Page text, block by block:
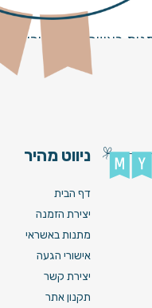
באשראי מחירים
N08 [
ניווט מהיר
דף הבית
יצירת הזמנה
מתנות באשראי
אישורי הגעה
יצירת קשר
תקנון אתר